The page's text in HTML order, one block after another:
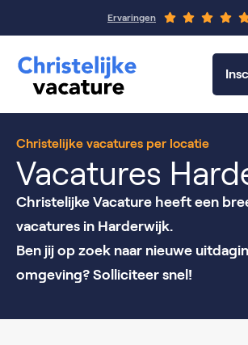
Ervaringen
Christelijke vacatures per locatie
Vacatures
Christelijke Vacature heeft een
vacatures in Harderwijk.
Ben jij op zoek naar nieuwe
omgeving? Solliciteer snel!